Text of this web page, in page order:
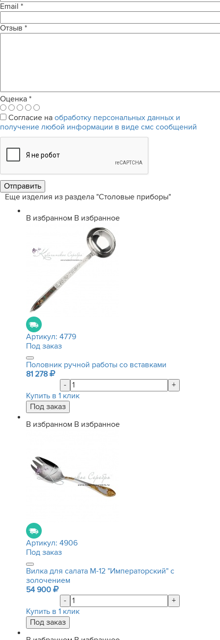
Email *
Отзыв *
Оценка *
Согласие на обработку персональных данных и
получение любой информации в виде смс сообщений
Еще изделия из раздела "Столовые приборы"
В избранном В избранное
Артикул: 4779
Под заказ
Половник ручной работы со вставками
81 278
-
+
Купить в 1 клик
В избранном В избранное
Артикул: 4906
Под заказ
Вилка для салата М-12 "Императорский" с
золочением
54 900
-
+
Купить в 1 клик